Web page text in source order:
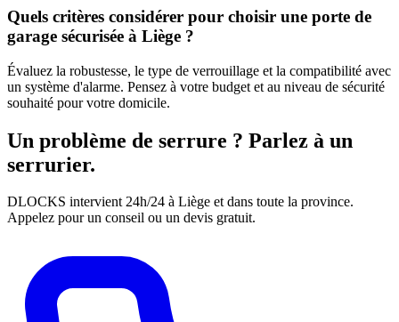
Quels critères considérer pour choisir une porte de
garage sécurisée à Liège ?
Évaluez la robustesse, le type de verrouillage et la compatibilité avec
un système d'alarme. Pensez à votre budget et au niveau de sécurité
souhaité pour votre domicile.
Un problème de serrure ? Parlez à un
serrurier.
DLOCKS intervient 24h/24 à Liège et dans toute la province.
Appelez pour un conseil ou un devis gratuit.